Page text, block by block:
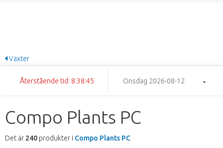
Växter
Återstående tid: 8:38:44 Onsdag 2026-08-12
Compo Plants PC
Det är 240 produkter i Compo Plants PC